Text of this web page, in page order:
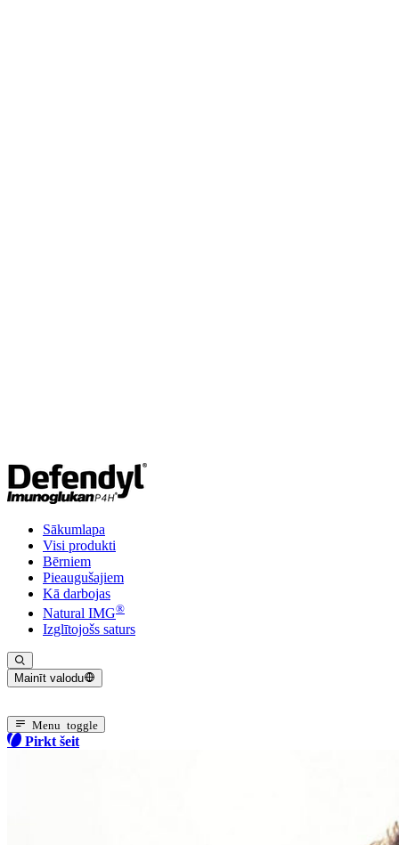
Sākumlapa
Visi produkti
Bērniem
Pieaugušajiem
Kā darbojas
Natural IMG®
Izglītojošs saturs
Mainīt valodu
Menu toggle
Pirkt šeit